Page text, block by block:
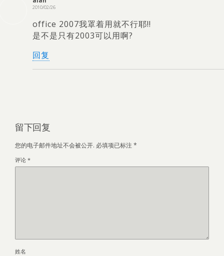
2010/02/26
office 2007我罩着用就不行耶!!
是不是只有2003可以用啊?
回复
留下回复
您的电子邮件地址不会被公开. 必填项已标注 *
评论 *
姓名